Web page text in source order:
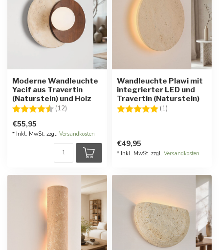
Moderne Wandleuchte
Yacif aus Travertin
(Naturstein) und Holz
Bewertung:
(12) 4.4 von 5 Sternen
€55,95
* Inkl. MwSt. zzgl. Versandkosten
Wandleuchte Plawi mit
integrierter LED und
Travertin (Naturstein)
Bewertung:
(1)
€49,95
* Inkl. MwSt. zzgl. Versandkosten